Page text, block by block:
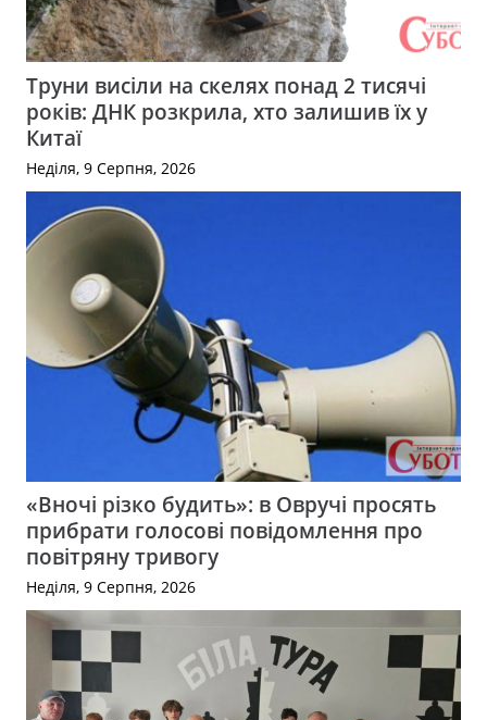
Труни висіли на скелях понад 2 тисячі
років: ДНК розкрила, хто залишив їх у
Китаї
Неділя, 9 Серпня, 2026
«Вночі різко будить»: в Овручі просять
прибрати голосові повідомлення про
повітряну тривогу
Неділя, 9 Серпня, 2026